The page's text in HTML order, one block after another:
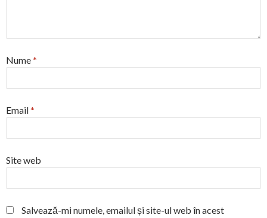
Nume*
Email*
Site web
Salvează-mi numele, emailul și site-ul web în acest